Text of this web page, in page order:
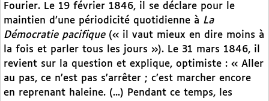
Fourier. Le 19 février 1846, il se déclare pour le
maintien d’une périodicité quotidienne à La
Démocratie pacifique(« il vaut mieux en dire moins à
la fois et parler tous les jours »). Le 31 mars 1846, il
revient sur la question et explique, optimiste : « Aller
au pas, ce n’est pas s’arrêter ; c’est marcher encore
en reprenant haleine. (...) Pendant ce temps, les